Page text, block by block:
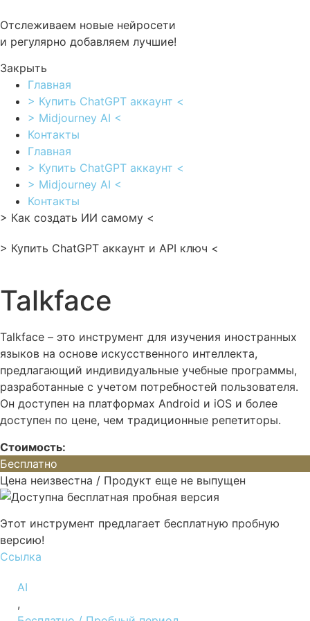
к
содержимому
Отслеживаем новые нейросети
и регулярно добавляем лучшие!
Закрыть
Главная
> Купить ChatGPT аккаунт <
> Midjourney AI <
Контакты
Главная
> Купить ChatGPT аккаунт <
> Midjourney AI <
Контакты
> Как создать ИИ самому <
> Купить ChatGPT аккаунт и API ключ <
Talkface
Talkface – это инструмент для изучения иностранных
языков на основе искусственного интеллекта,
предлагающий индивидуальные учебные программы,
разработанные с учетом потребностей пользователя.
Он доступен на платформах Android и iOS и более
доступен по цене, чем традиционные репетиторы.
Стоимость:
Бесплатно
Цена неизвестна / Продукт еще не выпущен
Этот инструмент предлагает бесплатную пробную
версию!
Ссылка
AI
,